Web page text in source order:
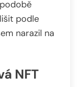
podle
narazil na
NFT